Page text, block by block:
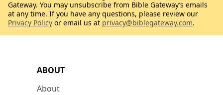
ABOUT
About
Gateway. You may unsubscribe from Bible Gateway’s emails
at any time. If you have any questions, please review our
Privacy Policy or email us at privacy@biblegateway.com.